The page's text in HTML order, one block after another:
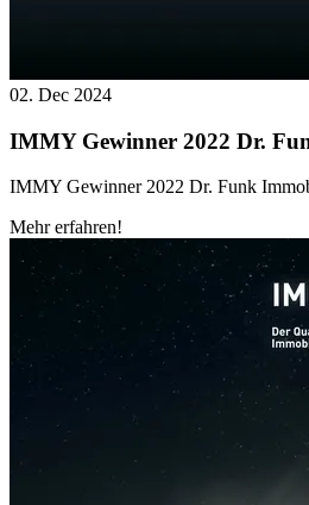
02. Dec 2024
IMMY Gewinner 2022 Dr.
IMMY Gewinner 2022 Dr. Funk
Mehr erfahren!